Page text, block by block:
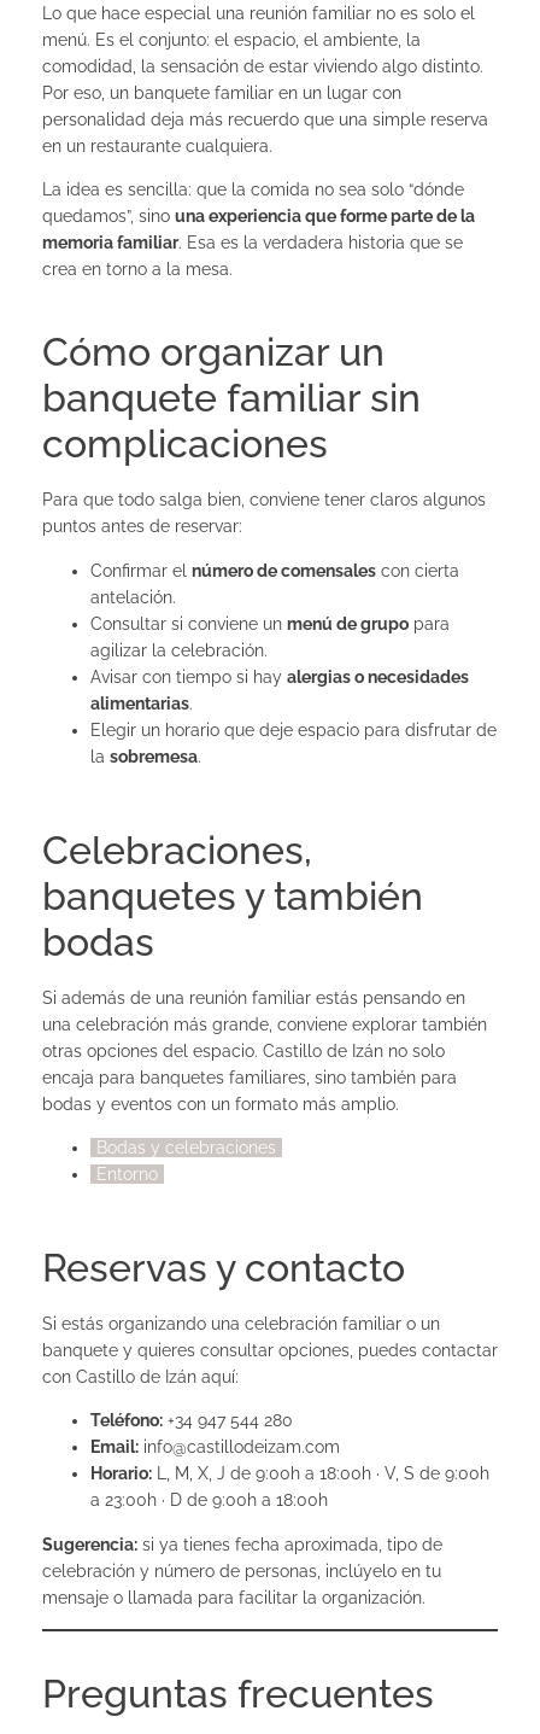
Lo que hace especial una reunión familiar no es solo el
menú. Es el conjunto: el espacio, el ambiente, la
comodidad, la sensación de estar viviendo algo distinto.
Por eso, un banquete familiar en un lugar con
personalidad deja más recuerdo que una simple reserva
en un restaurante cualquiera.
La idea es sencilla: que la comida no sea solo “dónde
quedamos”, sino una experiencia que forme parte de la
memoria familiar. Esa es la verdadera historia que se
crea en torno a la mesa.
Cómo organizar un
banquete familiar sin
complicaciones
Para que todo salga bien, conviene tener claros algunos
puntos antes de reservar:
Confirmar el número de comensales con cierta
antelación.
Consultar si conviene un menú de grupo para
agilizar la celebración.
Avisar con tiempo si hay alergias o necesidades
alimentarias.
Elegir un horario que deje espacio para disfrutar de
la sobremesa.
Celebraciones,
banquetes y también
bodas
Si además de una reunión familiar estás pensando en
una celebración más grande, conviene explorar también
otras opciones del espacio. Castillo de Izán no solo
encaja para banquetes familiares, sino también para
bodas y eventos con un formato más amplio.
Bodas y celebraciones
Entorno
Reservas y contacto
Si estás organizando una celebración familiar o un
banquete y quieres consultar opciones, puedes contactar
con Castillo de Izán aquí:
Teléfono: +34 947 544 280
Email: info@castillodeizam.com
Horario: L, M, X, J de 9:00h a 18:00h · V, S de 9:00h
a 23:00h · D de 9:00h a 18:00h
Sugerencia: si ya tienes fecha aproximada, tipo de
celebración y número de personas, inclúyelo en tu
mensaje o llamada para facilitar la organización.
Preguntas frecuentes